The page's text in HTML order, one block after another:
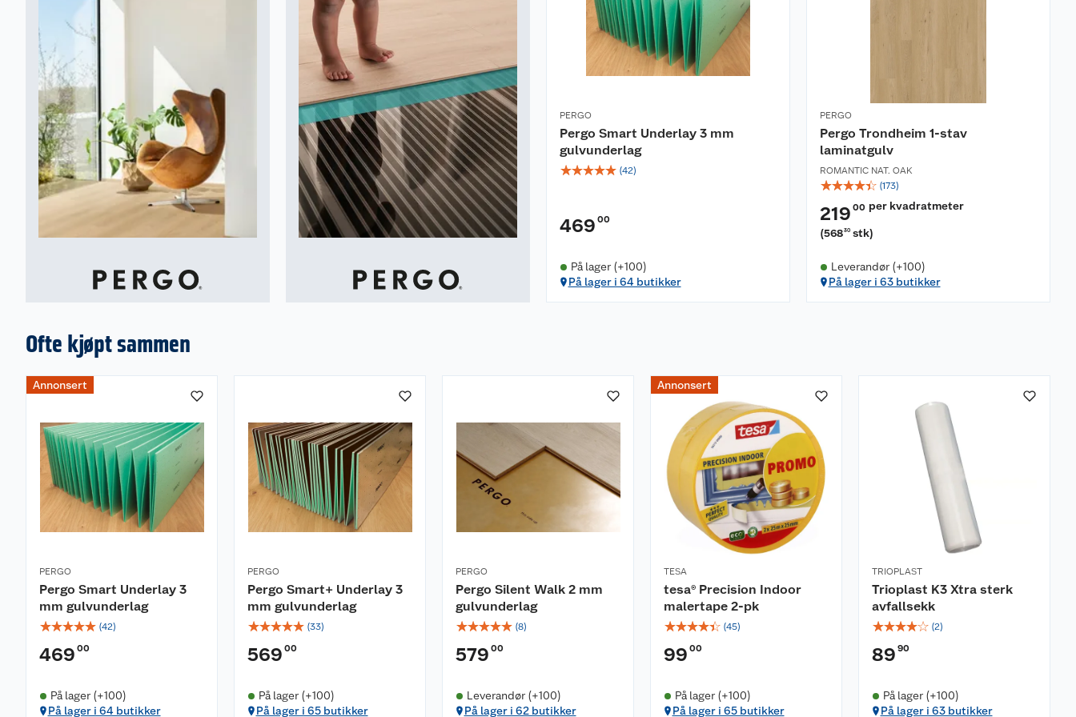
Vannbestandighet
Takket vare vår egenutviklede teknologi AquaSafe er gulvet vannbestand
og bekymringsfritt med en vanntett overflate helt ned til fasingen.
STC rating
Klasse 32
Vedlikehold
Pergo-gulv er enkle å vedlikeholde i hverdagen. Benytt en syntetisk såpe,
gjerne Pergo Floor Cleaner, og microfibermopp. Fettholdige såper som
grønnsåpe må ikke benyttes, da dette skaper et fettlag som skaper et
skjoldete gulv.
Garanti
garantivilkår).
15 års vanngaranti.
Rettholt 1,2 m (for å sjekke at gulvet er innenfor toleranse)
Tommestokk (målbånd)
Sag
Blyant
Slagkloss
PERGO
Pergo Smart Underlay 3 mm
gulvunderlag
☆☆☆☆☆ (42)
469 00
På lager (+100)
På lager i 64 butikker
PERGO
Pergo Trondheim 1-stav
laminatgulv
ROMANTIC NAT. OAK
☆☆☆☆☆ (173)
219 00 per kvadratmeter
(56830 stk)
Leverandør (+100)
På lager i 63 butikker
Ofte kjøpt sammen
Annonsert
PERGO
Pergo Smart Underlay 3
mm gulvunderlag
☆☆☆☆☆ (42)
469 00
På lager (+100)
På lager i 64 butikker
PERGO
Pergo Smart+ Underlay 3
mm gulvunderlag
☆☆☆☆☆ (33)
569 00
På lager (+100)
På lager i 65 butikker
PERGO
Pergo Silent Walk 2 mm
gulvunderlag
☆☆☆☆☆ (8)
579 00
Leverandør (+100)
På lager i 62 butikker
Annonsert
TESA
tesa® Precision Indoor
malertape 2-pk
☆☆☆☆☆ (45)
99 00
På lager (+100)
På lager i 65 butikker
TRIOPLAST
Trioplast K3 Xtra sterk
avfallsekk
☆☆☆☆☆ (2)
89 90
På lager (+100)
På lager i 63 butikker